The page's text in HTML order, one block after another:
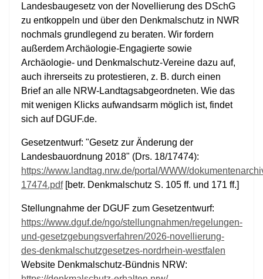
Landesbaugesetz von der Novellierung des DSchG
zu entkoppeln und über den Denkmalschutz in NWR
nochmals grundlegend zu beraten. Wir fordern
außerdem Archäologie-Engagierte sowie
Archäologie- und Denkmalschutz-Vereine dazu auf,
auch ihrerseits zu protestieren, z. B. durch einen
Brief an alle NRW-Landtagsabgeordneten. Wie das
mit wenigen Klicks aufwandsarm möglich ist, findet
sich auf DGUF.de.
Gesetzentwurf: "Gesetz zur Änderung der
Landesbauordnung 2018" (Drs. 18/17474):
https://www.landtag.nrw.de/portal/WWW/
17474.pdf[betr. Denkmalschutz S. 105 ff. und 171 ff.]
Stellungnahme der DGUF zum Gesetzentwurf:
https://www.dguf.de/ngo/stellungnahmen/regelungen-
und-gesetzgebungsverfahren/2026-novellierung-
des-denkmalschutzgesetzes-nordrhein-westfalen
Website Denkmalschutz-Bündnis NRW: